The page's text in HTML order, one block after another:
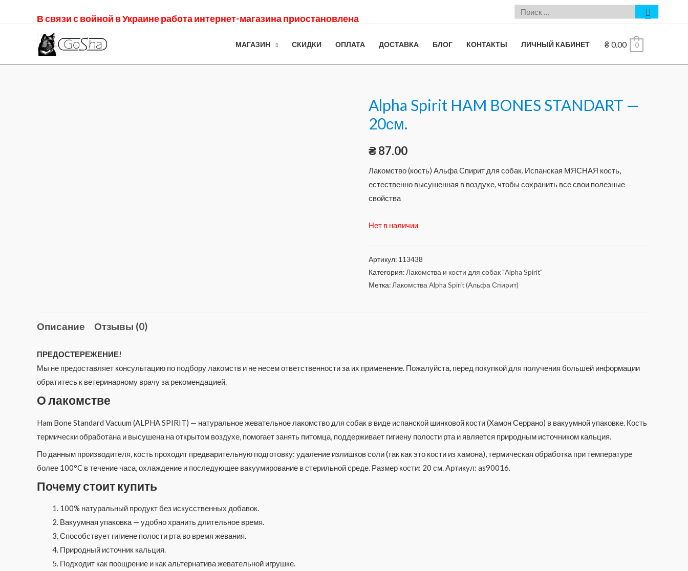
В связи с войной в Украине работа интернет-магазина приостановлена
МАГАЗИН СКИДКИ ОПЛАТА ДОСТАВКА БЛОГ КОНТАКТЫ ЛИЧНЫЙ КАБИНЕТ ₴ 0.00 0
Alpha Spirit HAM BONES STANDART —
20см.
₴87.00
Лакомство (кость) Альфа Спирит для собак. Испанская МЯСНАЯ кость,
естественно высушенная в воздухе, чтобы сохранить все свои полезные
свойства
Нет в наличии
Артикул: 113438
Категория: Лакомства и кости для собак "Alpha Spirit"
Метка: Лакомства Alpha Spirit (Альфа Спирит)
Описание Отзывы (0)
ПРЕДОСТЕРЕЖЕНИЕ!
Мы не предоставляет консультацию по подбору лакомств и не несем ответственности за их применение. Пожалуйста, перед покупкой для получения большей информации
обратитесь к ветеринарному врачу за рекомендацией.
О лакомстве
Ham Bone Standard Vacuum (ALPHA SPIRIT) — натуральное жевательное лакомство для собак в виде испанской шинковой кости (Хамон Серрано) в вакуумной упаковке. Кость
термически обработана и высушена на открытом воздухе, помогает занять питомца, поддерживает гигиену полости рта и является природным источником кальция.
По данным производителя, кость проходит предварительную подготовку: удаление излишков соли (так как это кости из хамона), термическая обработка при температуре
более 100°C в течение часа, охлаждение и последующее вакуумирование в стерильной среде. Размер кости: 20 см. Артикул: as90016.
Почему стоит купить
100% натуральный продукт без искусственных добавок.
Вакуумная упаковка — удобно хранить длительное время.
Способствует гигиене полости рта во время жевания.
Природный источник кальция.
Подходит как поощрение и как альтернатива жевательной игрушке.